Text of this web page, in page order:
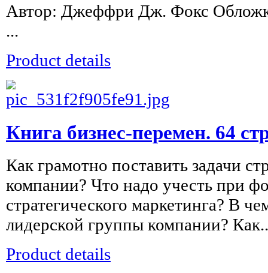
Автор: Джеффри Дж. Фокс
...
Product details
Книга бизнес-перемен. 64
Как грамотно поставить задачи
компании? Что надо учесть при
стратегического маркетинга? В
лидерской группы компании?
Product details